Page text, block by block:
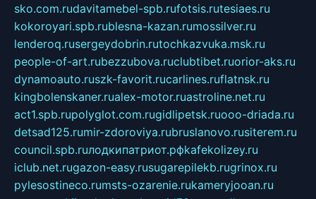
sko.com.rudavitamebel-spb.rufotsis.rutesiaes.ru
kokoroyari.spb.rublesna-kazan.rumossilver.ru
lenderoq.rusergeydobrin.rutochkazvuka.msk.ru
people-of-art.rubezzubova.ruclubtibet.ruorior-aks.ru
dynamoauto.ruszk-favorit.rucarlines.ruflatnsk.ru
kingbolenskaner.rualex-motor.ruastroline.net.ru
act1.spb.rupolyglot.com.rugidlipetsk.ruooo-driada.ru
detsad125.rumir-zdoroviya.rubruslanovo.rusiterem.ru
council.spb.ruлодкипатриот.рфkafekolizey.ru
iclub.net.rugazon-easy.rusugarepilekb.rugrinox.ru
pylesostineco.rumsts-ozarenie.rukameryjooan.ru